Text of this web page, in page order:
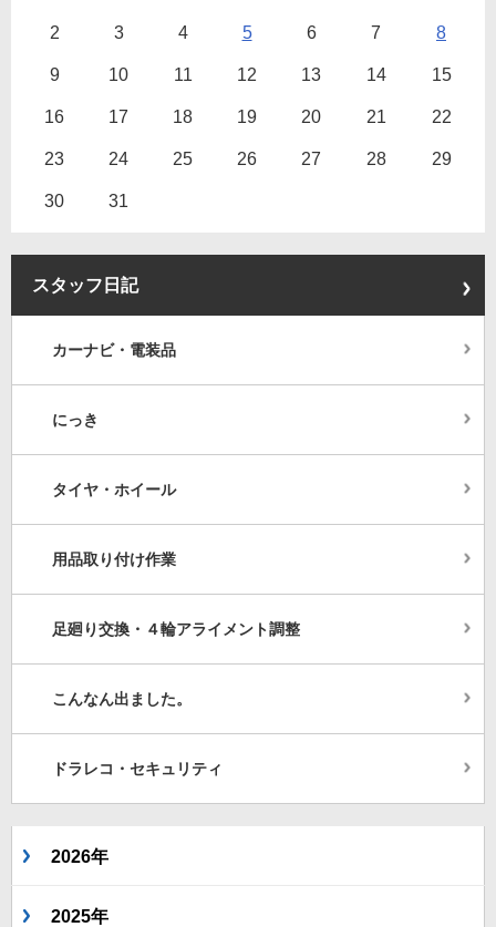
2 3 4 5 6 7 8
9 10 11 12 13 14 15
16 17 18 19 20 21 22
23 24 25 26 27 28 29
30 31
スタッフ日記
カーナビ・電装品
にっき
タイヤ・ホイール
用品取り付け作業
足廻り交換・４輪アライメント調整
こんなん出ました。
ドラレコ・セキュリティ
2026年
2025年